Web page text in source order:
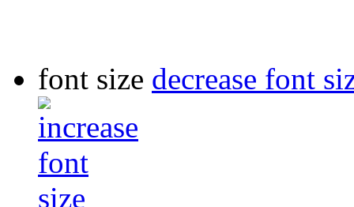
font size decrease font